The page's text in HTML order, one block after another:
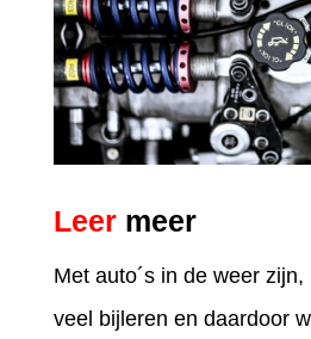
Leer meer
Met auto´s in de weer zijn,
veel bijleren en daardoor